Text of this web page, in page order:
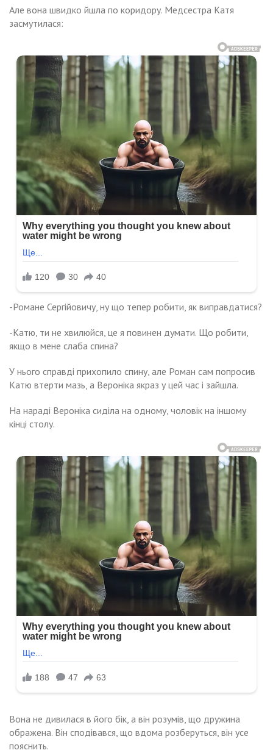
Але вона швидко йшла по коридору. Медсестра Катя
засмутилася:
-Романе Сергійовичу, ну що тепер робити, як виправдатися?
-Катю, ти не хвилюйся, це я повинен думати. Що робити,
якщо в мене слаба спина?
У нього справді прихопило спину, але Роман сам попросив
Катю втерти мазь, а Вероніка якраз у цей час і зайшла.
На нараді Вероніка сиділа на одному, чоловік на іншому
кінці столу.
Вона не дивилася в його бік, а він розумів, що дружина
ображена. Він сподівався, що вдома розберуться, він усе
пояснить.